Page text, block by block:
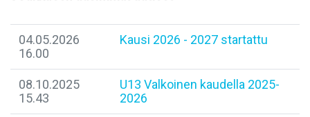
04.05.2026
16.00
Kausi 2026 - 2027 startattu
08.10.2025
15.43
U13 Valkoinen kaudella 2025-
2026